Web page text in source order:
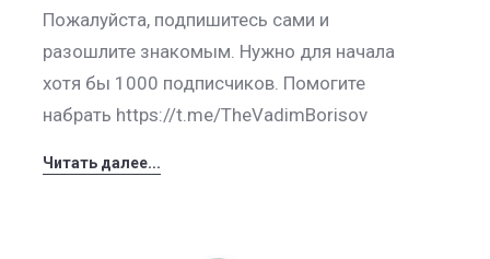
Пожалуйста, подпишитесь сами и
разошлите знакомым. Нужно для начала
хотя бы 1000 подписчиков. Помогите
набрать https://t.me/TheVadimBorisov
Читать далее...